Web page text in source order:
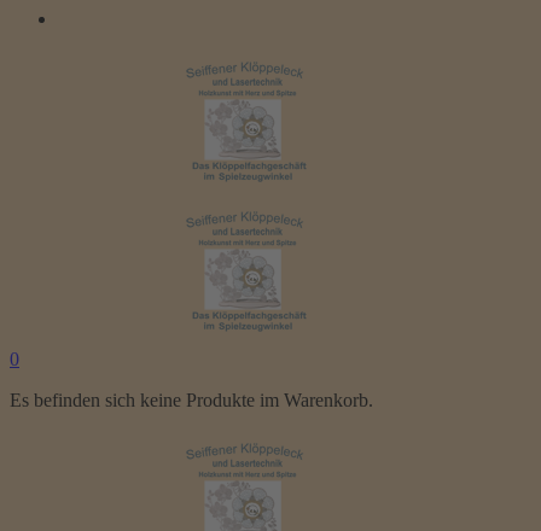
0
Es befinden sich keine Produkte im Warenkorb.